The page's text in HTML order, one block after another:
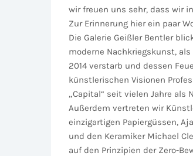
wir freuen uns sehr, dass wir
Zur Erinnerung hier ein paar
Die Galerie Geißler Bentler
moderne Nachkriegskunst,
2014 verstarb und dessen
künstlerischen Visionen
„Capital“ seit vielen Jahre
Außerdem vertreten wir
einzigartigen Papiergüssen,
und den Keramiker Michael
auf den Prinzipien der Zero-